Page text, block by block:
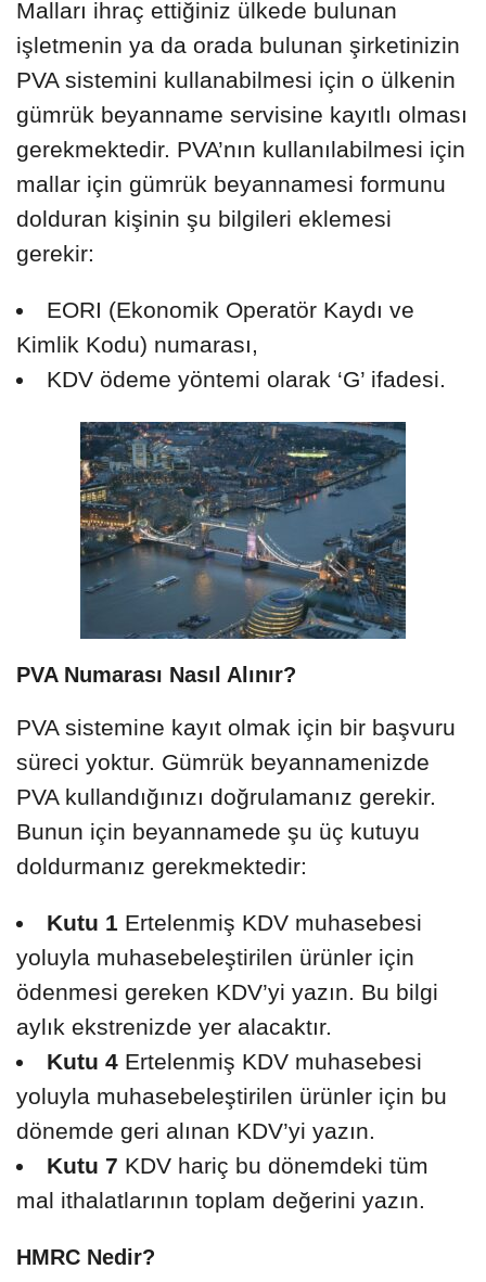
Malları ihraç ettiğiniz ülkede bulunan
işletmenin ya da orada bulunan şirketinizin
PVA sistemini kullanabilmesi için o ülkenin
gümrük beyanname servisine kayıtlı olması
gerekmektedir. PVA’nın kullanılabilmesi için
mallar için gümrük beyannamesi formunu
dolduran kişinin şu bilgileri eklemesi
gerekir:
EORI (Ekonomik Operatör Kaydı ve
Kimlik Kodu) numarası,
KDV ödeme yöntemi olarak ‘G’ ifadesi.
PVA Numarası Nasıl Alınır?
PVA sistemine kayıt olmak için bir başvuru
süreci yoktur. Gümrük beyannamenizde
PVA kullandığınızı doğrulamanız gerekir.
Bunun için beyannamede şu üç kutuyu
doldurmanız gerekmektedir:
Kutu 1 Ertelenmiş KDV muhasebesi
yoluyla muhasebeleştirilen ürünler için
ödenmesi gereken KDV’yi yazın. Bu bilgi
aylık ekstrenizde yer alacaktır.
Kutu 4 Ertelenmiş KDV muhasebesi
yoluyla muhasebeleştirilen ürünler için bu
dönemde geri alınan KDV’yi yazın.
Kutu 7 KDV hariç bu dönemdeki tüm
mal ithalatlarının toplam değerini yazın.
HMRC Nedir?